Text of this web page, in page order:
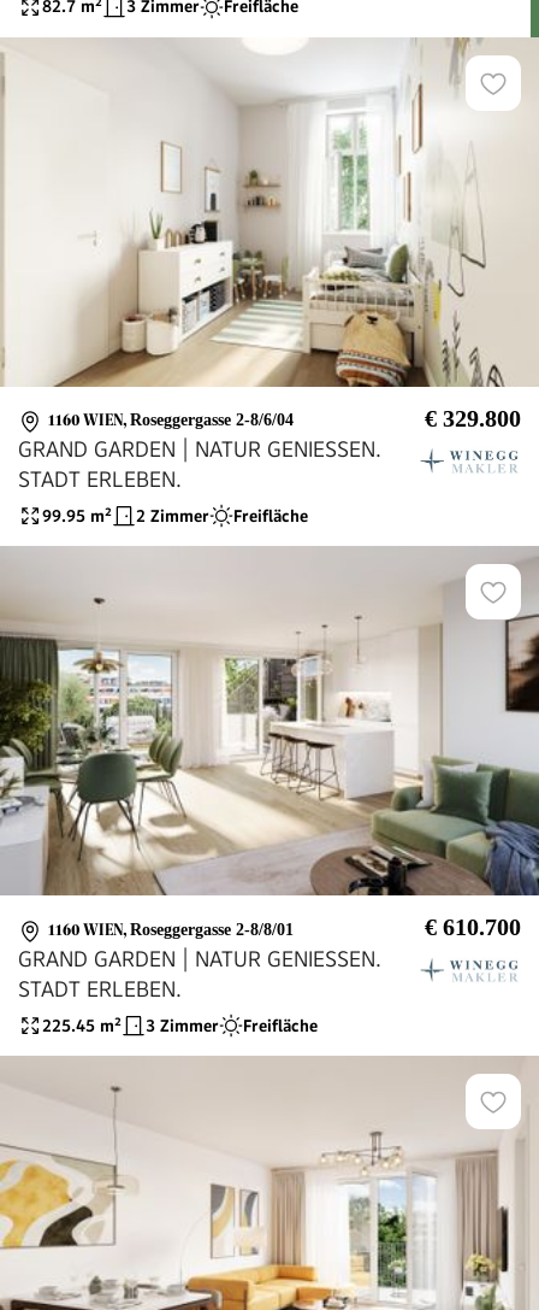
82.7 m² 3 Zimmer Freifläche
1160 WIEN, Roseggergasse 2-8/6/04 € 329.800
GRAND GARDEN | NATUR GENIESSEN.
STADT ERLEBEN.
99.95 m² 2 Zimmer Freifläche
1160 WIEN, Roseggergasse 2-8/8/01 € 610.700
GRAND GARDEN | NATUR GENIESSEN.
STADT ERLEBEN.
225.45 m² 3 Zimmer Freifläche